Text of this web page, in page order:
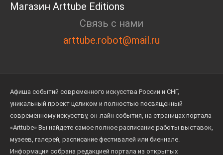
Магазин Arttube Editions
Связь с нами
arttube.robot@mail.ru
Афиша событий современного искусства России и СНГ,
уникальный проект целиком и полностью посвященный
современному искусству, он-лайн события, на страницах портала
«Arttube» Вы найдете самое полное расписание работы выставок,
музеев, галерей, расписание фестивалей или биеннале.
Информация собрана редакцией портала из открытых